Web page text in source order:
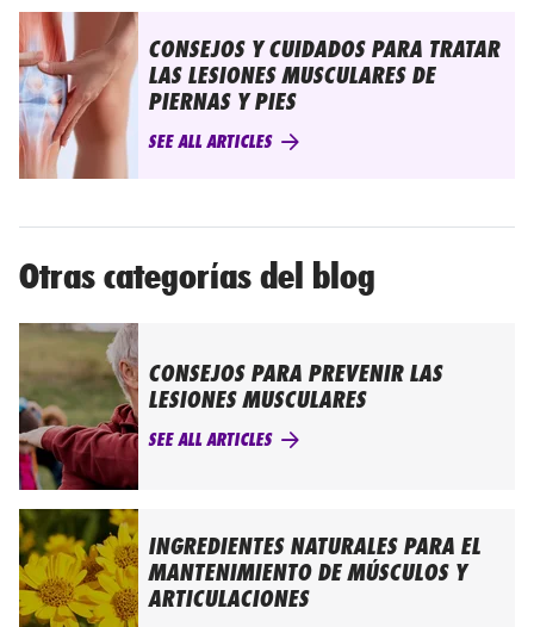
CONSEJOS Y CUIDADOS PARA TRATAR
LAS LESIONES MUSCULARES DE
PIERNAS Y PIES
SEE ALL ARTICLES
Otras categorías del blog
CONSEJOS PARA PREVENIR LAS
LESIONES MUSCULARES
SEE ALL ARTICLES
INGREDIENTES NATURALES PARA EL
MANTENIMIENTO DE MÚSCULOS Y
ARTICULACIONES